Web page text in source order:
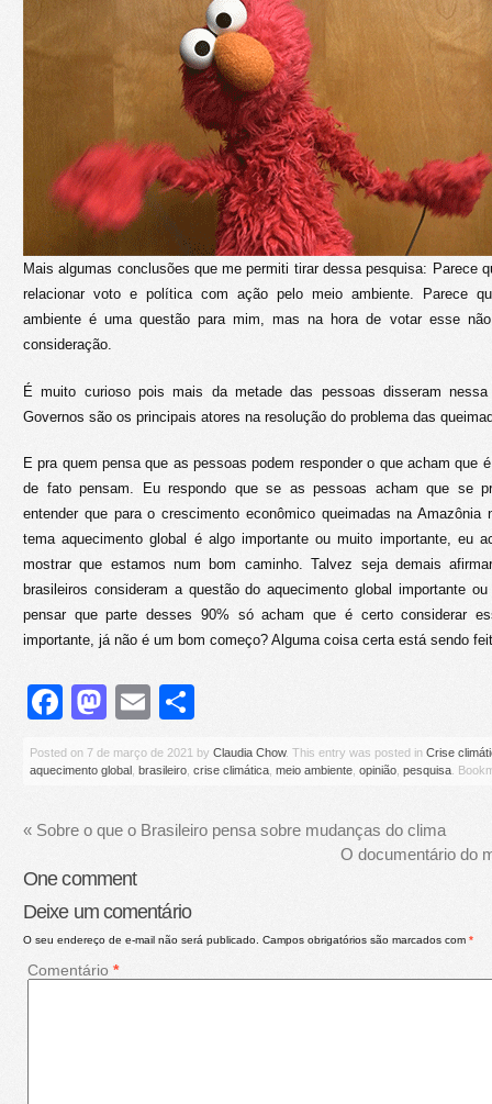
Mais algumas conclusões que me permiti tirar dessa pesquisa: Parece
relacionar voto e política com ação pelo meio ambiente. Parece
ambiente é uma questão para mim, mas na hora de votar esse
consideração.
É muito curioso pois mais da metade das pessoas disseram
Governos são os principais atores na resolução do problema das
E pra quem pensa que as pessoas podem responder o que acham que
de fato pensam. Eu respondo que se as pessoas acham que se
entender que para o crescimento econômico queimadas na
tema aquecimento global é algo importante ou muito importante, eu
mostrar que estamos num bom caminho. Talvez seja demais
brasileiros consideram a questão do aquecimento global importante
pensar que parte desses 90% só acham que é certo considerar
importante, já não é um bom começo? Alguma coisa certa está sendo
Facebook
Mastodon
Email
Posted on 7 de março de 2021 by Claudia Chow. This entry was posted in Crise
aquecimento global brasileiro crise climática meio ambiente opinião pesquisa .
« Sobre o que o Brasileiro pensa sobre mudanças do clima
O documentário do
Onecomment
Deixe um comentário
O seu endereço de e-mail não será publicado. Campos obrigatórios são marcados com *
Comentário *